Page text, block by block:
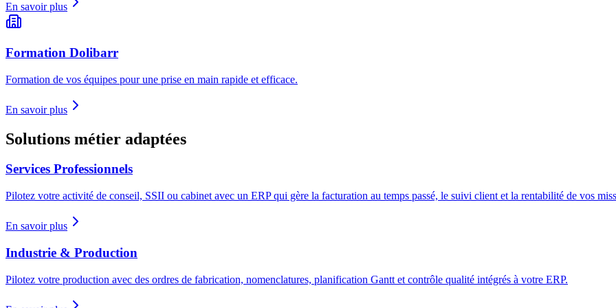
En savoir plus
Formation Dolibarr
Formation de vos équipes pour une prise en main rapide et efficace.
En savoir plus
Solutions métier adaptées
Services Professionnels
Pilotez votre activité de conseil, SSII ou cabinet avec un ERP qui gère la facturation au temps passé, le suivi client et la rentabilité de vos
En savoir plus
Industrie & Production
Pilotez votre production avec des ordres de fabrication, nomenclatures, planification Gantt et contrôle qualité intégrés à votre ERP.